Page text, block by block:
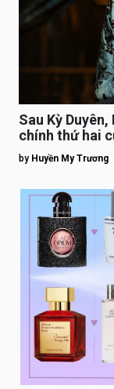
Sau Kỳ
chính thứ hai
by Huyền My Trương